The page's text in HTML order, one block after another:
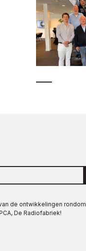
de ontwikkelingen rondom
De Radiofabriek!